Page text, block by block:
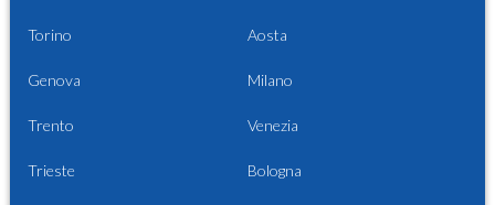
Torino Aosta
Genova Milano
Trento Venezia
Trieste Bologna